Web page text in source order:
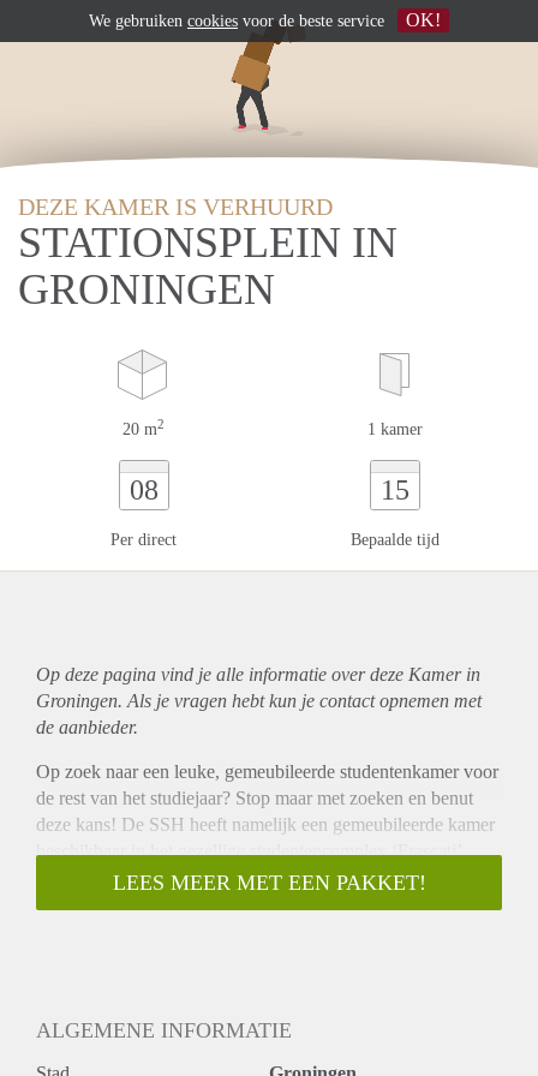
DEZE KAMER IS VERHUURD
STATIONSPLEIN IN
GRONINGEN
20 m2 1 kamer
08
Per direct
15
Bepaalde tijd
Op deze pagina vind je alle informatie over deze Kamer in
Groningen. Als je vragen hebt kun je contact opnemen met
de aanbieder.
Op zoek naar een leuke, gemeubileerde studentenkamer voor
de rest van het studiejaar? Stop maar met zoeken en benut
deze kans! De SSH heeft namelijk een gemeubileerde kamer
beschikbaar in het gezellige studentencomplex ‘Frascati’.
Frascati ligt in het centrum, pal naast het station. In dit
bijzondere studentencomplex - het was ooit het kantoor van
vaak samenkomen. Tevens zit de op de begane grond de
ACLO met een gevarieerd sportprogramma.
LEES MEER MET EEN PAKKET!
ALGEMENE INFORMATIE
We gebruiken cookies voor de beste service OK!